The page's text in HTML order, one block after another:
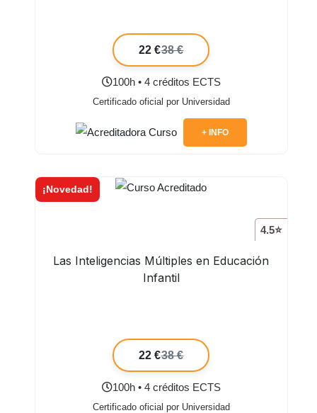
22 €38 €
100h • 4 créditos ECTS
Certificado oficial por Universidad
+ INFO
¡Novedad!
4.5⭐
Las Inteligencias Múltiples en Educación
Infantil
22 €38 €
100h • 4 créditos ECTS
Certificado oficial por Universidad